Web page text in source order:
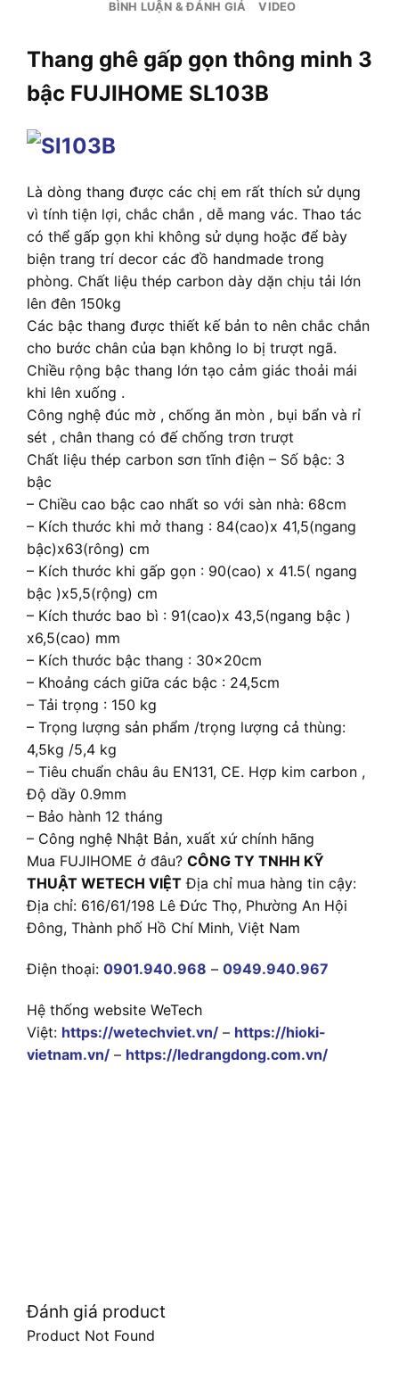
BÌNH LUẬN & ĐÁNH GIÁ VIDEO
Thang ghê gấp gọn thông minh 3
bậc FUJIHOME SL103B
Là dòng thang được các chị em rất thích sử dụng
vì tính tiện lợi, chắc chắn , dễ mang vác. Thao tác
có thể gấp gọn khi không sử dụng hoặc để bày
biện trang trí decor các đồ handmade trong
phòng. Chất liệu thép carbon dày dặn chịu tải lớn
lên đên 150kg
Các bậc thang được thiết kế bản to nên chắc chắn
cho bước chân của bạn không lo bị trượt ngã.
Chiều rộng bậc thang lớn tạo cảm giác thoải mái
khi lên xuống .
Công nghệ đúc mờ , chống ăn mòn , bụi bẩn và rỉ
sét , chân thang có đế chống trơn trượt
Chất liệu thép carbon sơn tĩnh điện – Số bậc: 3
bậc
– Chiều cao bậc cao nhất so với sàn nhà: 68cm
– Kích thước khi mở thang : 84(cao)x 41,5(ngang
bậc)x63(rông) cm
– Kích thước khi gấp gọn : 90(cao) x 41.5( ngang
bậc )x5,5(rộng) cm
– Kích thước bao bì : 91(cao)x 43,5(ngang bậc )
x6,5(cao) mm
– Kích thước bậc thang : 30x20cm
– Khoảng cách giữa các bậc : 24,5cm
– Tải trọng : 150 kg
– Trọng lượng sản phẩm /trọng lượng cả thùng:
4,5kg /5,4 kg
– Tiêu chuẩn châu âu EN131, CE. Hợp kim carbon ,
Độ dầy 0.9mm
– Bảo hành 12 tháng
– Công nghệ Nhật Bản, xuất xứ chính hãng
Mua FUJIHOME ở đâu? CÔNG TY TNHH KỸ
THUẬT WETECH VIỆT Địa chỉ mua hàng tin cậy:
Địa chỉ: 616/61/198 Lê Đức Thọ, Phường An Hội
Đông, Thành phố Hồ Chí Minh, Việt Nam
Điện thoại: 0901.940.968 – 0949.940.967
Hệ thống website WeTech
Việt: https://wetechviet.vn/ – https://hioki-
vietnam.vn/ – https://ledrangdong.com.vn/
Đánh giá product
Product Not Found